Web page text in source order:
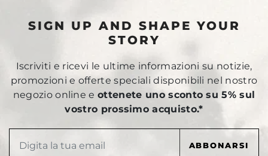
SIGN UP AND SHAPE YOUR
STORY
Iscriviti e ricevi le ultime informazioni su notizie,
promozioni e offerte speciali disponibili nel nostro
negozio online eottenete uno sconto su 5% sul
vostro prossimo acquisto.*